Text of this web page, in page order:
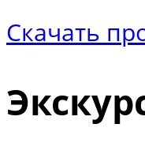
Скачать